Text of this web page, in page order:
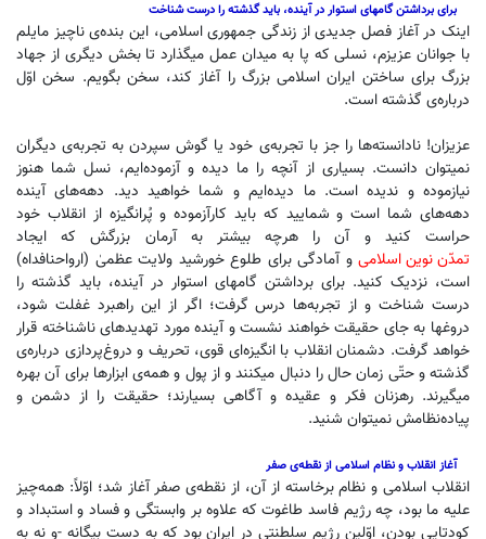
برای برداشتن گامهای استوار در آینده، باید گذشته را درست شناخت
اینک در آغاز فصل جدیدی از زندگی جمهوری اسلامی، این بنده‌ی ناچیز مایلم
با جوانان عزیزم، نسلی که پا به میدان عمل میگذارد تا بخش دیگری از جهاد
بزرگ برای ساختن ایران اسلامی بزرگ را آغاز کند، سخن بگویم. سخن اوّل
درباره‌ی گذشته است.
عزیزان! نادانسته‌ها را جز با تجربه‌ی خود یا گوش سپردن به تجربه‌ی دیگران
نمیتوان دانست. بسیاری از آنچه را ما دیده و آزموده‌ایم، نسل شما هنوز
نیازموده و ندیده است. ما دیده‌ایم و شما خواهید دید. دهه‌های آینده
دهه‌های شما است و شمایید که باید کارآزموده و پُرانگیزه از انقلاب خود
حراست کنید و آن را هرچه بیشتر به آرمان بزرگش که ایجاد
تمدّن نوین اسلامی و آمادگی برای طلوع خورشید ولایت عظمیٰ (ارواحنافداه)
است، نزدیک کنید. برای برداشتن گامهای استوار در آینده، باید گذشته را
درست شناخت و از تجربه‌ها درس گرفت؛ اگر از این راهبرد غفلت شود،
دروغها به جای حقیقت خواهند نشست و آینده مورد تهدیدهای ناشناخته قرار
خواهد گرفت. دشمنان انقلاب با انگیزه‌ای قوی، تحریف و دروغ‌پردازی درباره‌ی
گذشته و حتّی زمان حال را دنبال میکنند و از پول و همه‌ی ابزارها برای آن بهره
میگیرند. رهزنان فکر و عقیده و آگاهی بسیارند؛ حقیقت را از دشمن و
پیاده‌نظامش نمیتوان شنید.
آغاز انقلاب و نظام اسلامی از نقطه‌ی صفر
انقلاب اسلامی و نظام برخاسته از آن، از نقطه‌ی صفر آغاز شد؛ اوّلاً: همه‌چیز
علیه ما بود، چه رژیم فاسد طاغوت که علاوه ‌بر وابستگی و فساد و استبداد و
کودتایی بودن، اوّلین رژیم سلطنتی در ایران بود که به دست بیگانه -و نه به